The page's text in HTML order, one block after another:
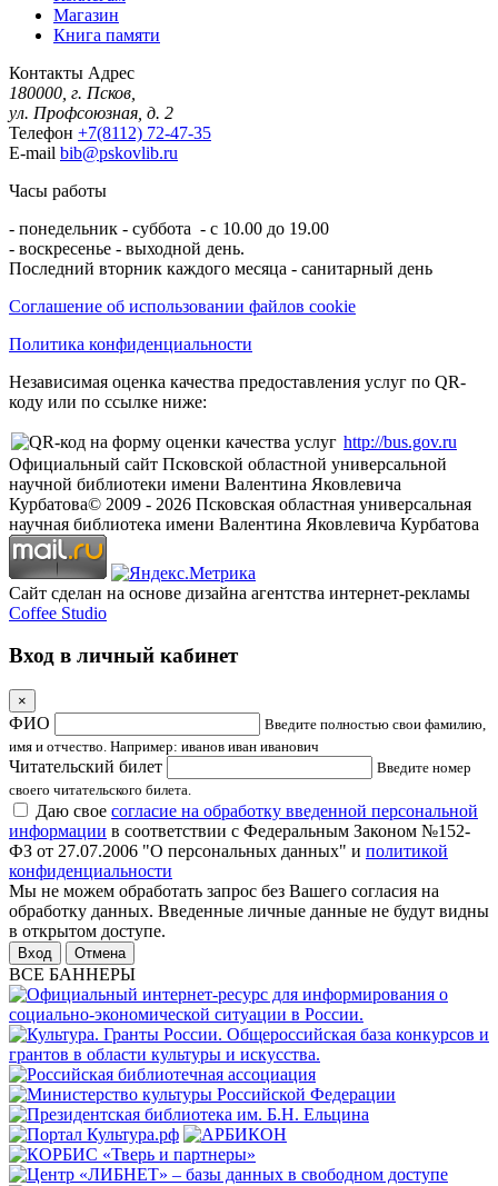
Магазин
Книга памяти
Контакты Адрес
180000, г. Псков,
ул. Профсоюзная, д. 2
Телефон +7(8112) 72-47-35
E-mail bib@pskovlib.ru
Часы работы
- понедельник - суббота - с 10.00 до 19.00
- воскресенье - выходной день.
Последний вторник каждого месяца - санитарный день
Соглашение об использовании файлов cookie
Политика конфиденциальности
Независимая оценка качества предоставления услуг по QR-
коду или по ссылке ниже:
http://bus.gov.ru
Официальный сайт Псковской областной универсальной
научной библиотеки имени Валентина Яковлевича
Курбатова© 2009 - 2026 Псковская областная универсальная
научная библиотека имени Валентина Яковлевича Курбатова
Сайт сделан на основе дизайна агентства интернет-рекламы
Coffee Studio
Вход в личный кабинет
×
ФИО
Введите полностью свои фамилию,
имя и отчество. Например: иванов иван иванович
Читательский билет
Введите номер
своего читательского билета.
Даю свое согласие на обработку введенной персональной
информации в соответствии с Федеральным Законом №152-
ФЗ от 27.07.2006 "О персональных данных" и политикой
конфиденциальности
Мы не можем обработать запрос без Вашего согласия на
обработку данных. Введенные личные данные не будут видны
в открытом доступе.
Отмена
ВСЕ БАННЕРЫ